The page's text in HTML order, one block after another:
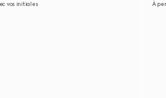
vos initiales À